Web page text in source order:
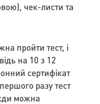
чек-листи та
пройти тест, і
на 10 з 12
сертифікат
разу тест
можна